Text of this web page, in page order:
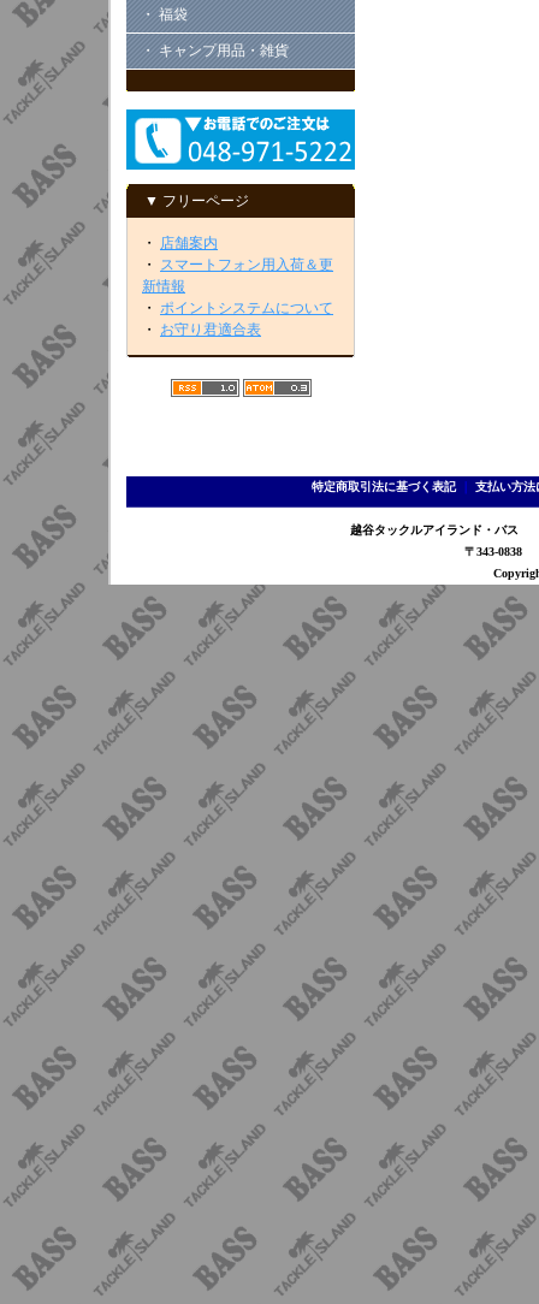
・ 福袋
・ キャンプ用品・雑貨
▼ フリーページ
・ 店舗案内
・ スマートフォン用入荷＆更
新情報
・ ポイントシステムについて
・ お守り君適合表
特定商取引法に基づく表記｜ 支払い方法
越谷タックルアイランド・バ
〒343-0838